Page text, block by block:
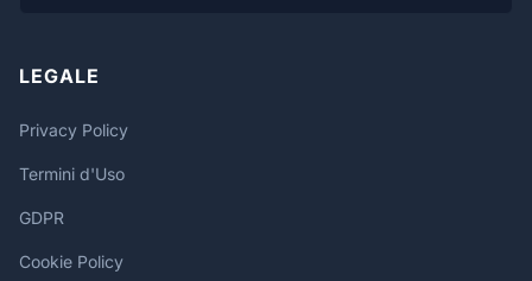
LEGALE
Privacy Policy
Termini d'Uso
GDPR
Cookie Policy